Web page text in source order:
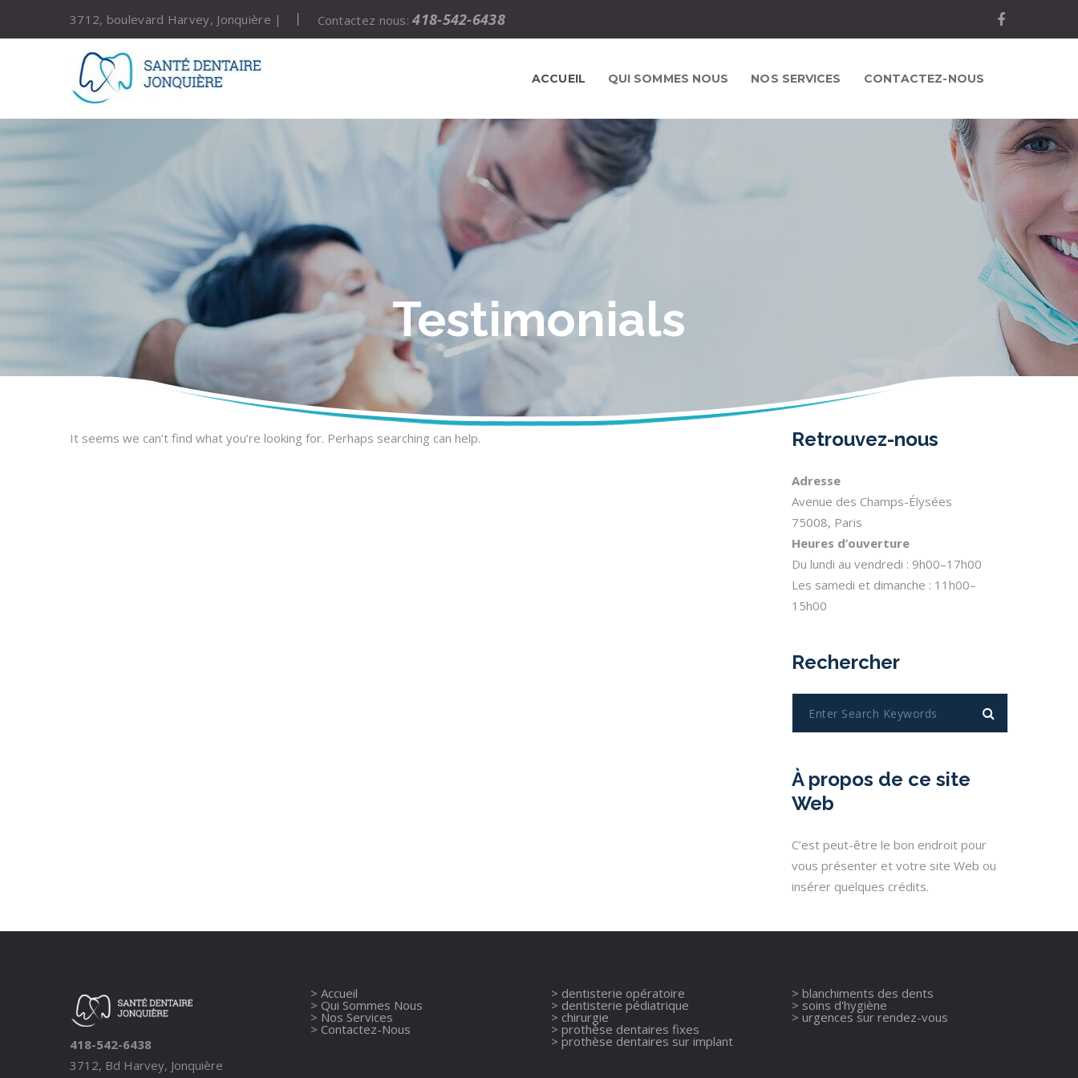
3712, boulevard Harvey, Jonquière | Contactez nous:418-542-6438
ACCUEIL QUI SOMMES NOUS NOS SERVICES CONTACTEZ-NOUS
Testimonials
It seems we can’t find what you’re looking for. Perhaps searching can help. Retrouvez-nous
Adresse
Avenue des Champs-Élysées
75008, Paris
Heures d’ouverture
Du lundi au vendredi : 9h00–17h00
Les samedi et dimanche : 11h00–
15h00
Rechercher
À propos de ce site
Web
C’est peut-être le bon endroit pour
vous présenter et votre site Web ou
insérer quelques crédits.
418-542-6438
3712, Bd Harvey, Jonquière
> Accueil
> Qui Sommes Nous
> Nos Services
> Contactez-Nous
> dentisterie opératoire
> dentisterie pédiatrique
> chirurgie
> prothèse dentaires fixes
> prothèse dentaires sur implant
> blanchiments des dents
> soins d'hygiène
> urgences sur rendez-vous